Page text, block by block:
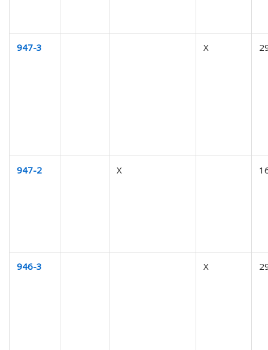
947-3 X
947-2 X
946-3 X